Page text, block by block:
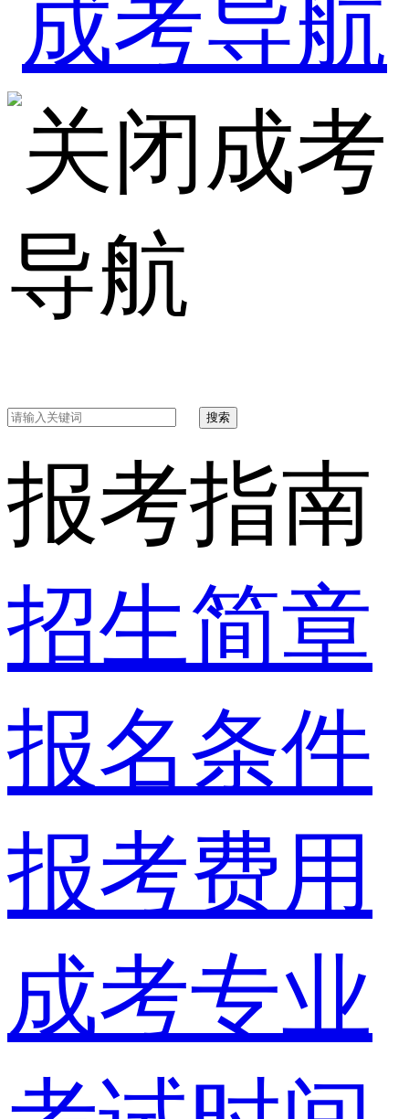
成考
导航
搜索
报考指南
招生简章
报名条件
报考费用
成考专业